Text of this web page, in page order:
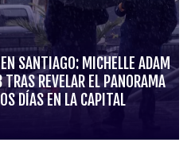
SANTIAGO: MICHELLE ADAM
REVELAR EL PANORAMA
DÍAS EN LA CAPITAL